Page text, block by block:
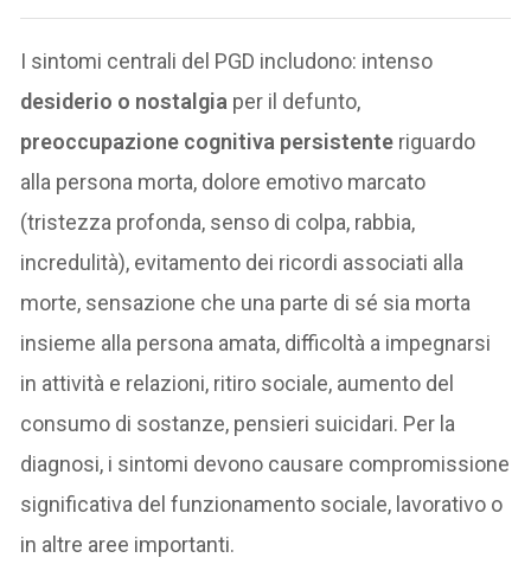
I sintomi centrali del PGD includono: intenso
desiderio o nostalgia per il defunto,
preoccupazione cognitiva persistente riguardo
alla persona morta, dolore emotivo marcato
(tristezza profonda, senso di colpa, rabbia,
incredulità), evitamento dei ricordi associati alla
morte, sensazione che una parte di sé sia morta
insieme alla persona amata, difficoltà a impegnarsi
in attività e relazioni, ritiro sociale, aumento del
consumo di sostanze, pensieri suicidari. Per la
diagnosi, i sintomi devono causare compromissione
significativa del funzionamento sociale, lavorativo o
in altre aree importanti.